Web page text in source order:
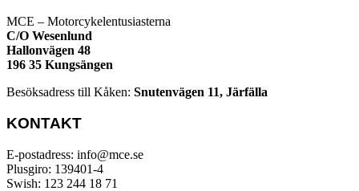
MCE – Motorcykelentusiasterna
C/O Wesenlund
Hallonvägen 48
196 35 Kungsängen
Besöksadress till Kåken: Snutenvägen 11, Järfälla
KONTAKT
E-postadress: info@mce.se
Plusgiro: 139401-4
Swish: 123 244 18 71